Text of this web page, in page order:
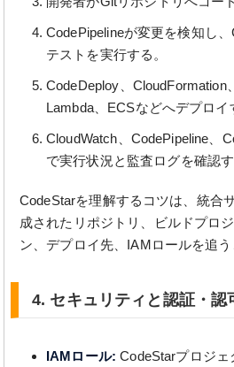
CodePipelineが変更を検知し
テストを実行する。
CodeDeploy、CloudFormation
Lambda、ECSなどへデプロイ
CloudWatch、CodePipeline、
で実行状況と監査ログを確認す
CodeStarを理解するコツは、統合
成されたリポジトリ、ビルドプロ
ン、デプロイ先、IAMロールを追う
4. セキュリティと認証・認
IAMロール: CodeStarプロジェ